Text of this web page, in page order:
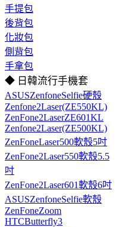
手提包
後背包
化妝包
側背包
手拿包
◆ 日韓流行手機套
ASUSZenfoneSelfie硬殼
Zenfone2Laser(ZE550KL)
ZenFone2LaserZE601KL
Zenfone2Laser(ZE500KL)
ZenFoneLaser500軟殼5吋
ZenFone2Laser550軟殼5.5
吋
ZenFone2Laser601軟殼6吋
ASUSZenfoneSelfie軟殼
ZenFoneZoom
HTCButterfly3